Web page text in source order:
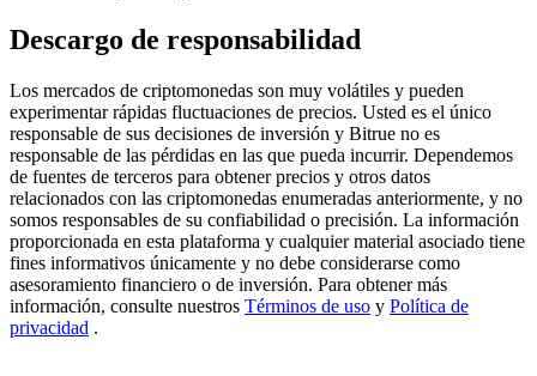
Precious Metals Trading Carnival
Trade Gold & Silver · 33,333 USDT Bonus
USDT New User Exclusive 10% APR
USDT Flexible Staking | Daily Rewards
Descargo de responsabilidad
Los mercados de criptomonedas son muy volátiles y pueden
experimentar rápidas fluctuaciones de precios. Usted es el único
responsable de sus decisiones de inversión y Bitrue no es
responsable de las pérdidas en las que pueda incurrir. Dependemos
de fuentes de terceros para obtener precios y otros datos
relacionados con las criptomonedas enumeradas anteriormente, y no
somos responsables de su confiabilidad o precisión. La información
proporcionada en esta plataforma y cualquier material asociado tiene
fines informativos únicamente y no debe considerarse como
asesoramiento financiero o de inversión. Para obtener más
información, consulte nuestros Términos de uso y Política de
privacidad .